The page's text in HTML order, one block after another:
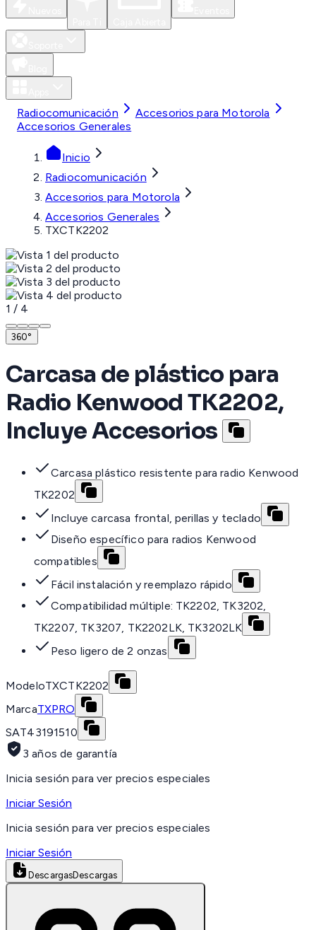
Radiocomunicación
Accesorios para Motorola
Accesorios Generales
Inicio
Radiocomunicación
Accesorios para Motorola
Accesorios Generales
TXCTK2202
1 / 4
360°
Carcasa de plástico para
Radio Kenwood TK2202,
Incluye Accesorios
Carcasa plástico resistente para radio Kenwood
TK2202
Incluye carcasa frontal, perillas y teclado
Diseño específico para radios Kenwood
compatibles
Fácil instalación y reemplazo rápido
Compatibilidad múltiple: TK2202, TK3202,
TK2207, TK3207, TK2202LK, TK3202LK
Peso ligero de 2 onzas
ModeloTXCTK2202
MarcaTXPRO
SAT43191510
3 años de garantía
Inicia sesión para ver precios especiales
Iniciar Sesión
Inicia sesión para ver precios especiales
Iniciar Sesión
DescargasDescargas